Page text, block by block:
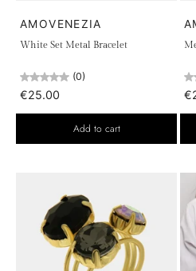
AMOVENEZIA
White Set Metal Bracelet
(0)
€25.00
Add to cart